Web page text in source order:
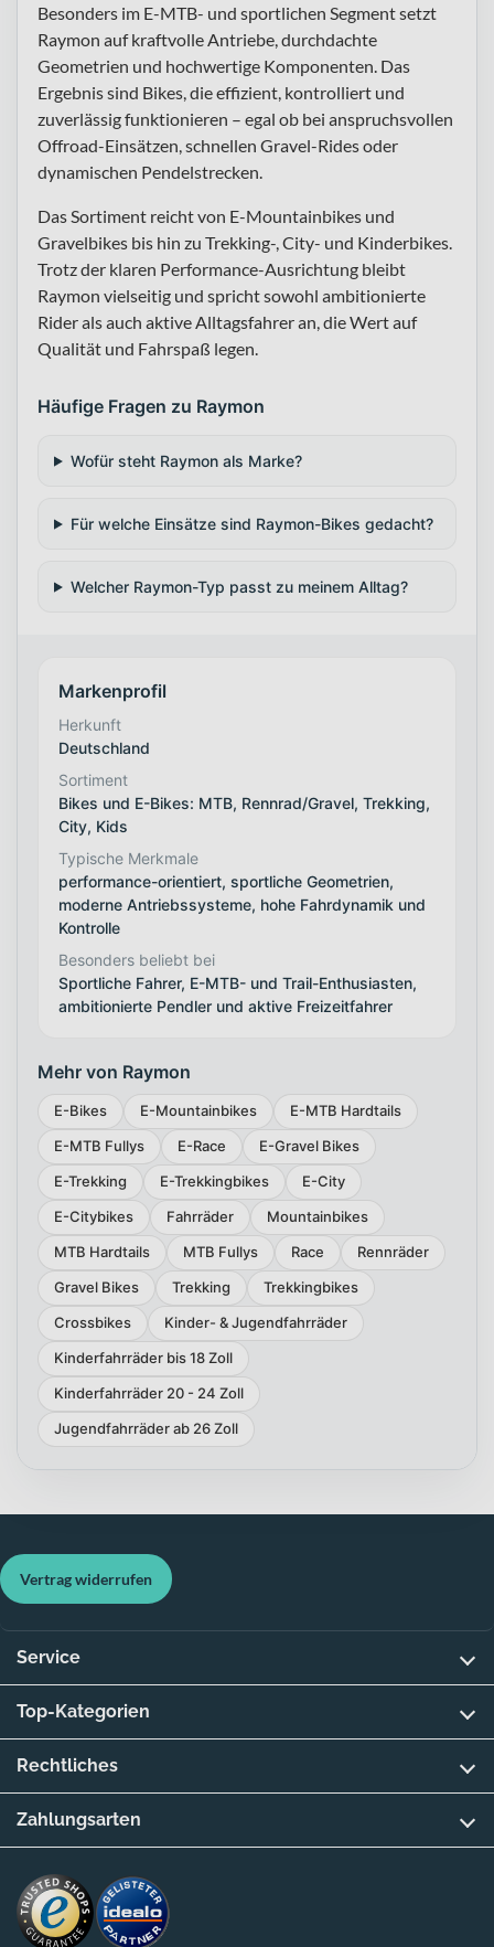
Besonders im E-MTB- und sportlichen Segment setzt
Raymon auf kraftvolle Antriebe, durchdachte
Geometrien und hochwertige Komponenten. Das
Ergebnis sind Bikes, die effizient, kontrolliert und
zuverlässig funktionieren – egal ob bei anspruchsvollen
Offroad-Einsätzen, schnellen Gravel-Rides oder
dynamischen Pendelstrecken.
Das Sortiment reicht von E-Mountainbikes und
Gravelbikes bis hin zu Trekking-, City- und Kinderbikes.
Trotz der klaren Performance-Ausrichtung bleibt
Raymon vielseitig und spricht sowohl ambitionierte
Rider als auch aktive Alltagsfahrer an, die Wert auf
Qualität und Fahrspaß legen.
Häufige Fragen zu Raymon
Wofür steht Raymon als Marke?
Für welche Einsätze sind Raymon-Bikes gedacht?
Welcher Raymon-Typ passt zu meinem Alltag?
Markenprofil
Herkunft
Deutschland
Sortiment
Bikes und E-Bikes: MTB, Rennrad/Gravel, Trekking,
City, Kids
Typische Merkmale
performance-orientiert, sportliche Geometrien,
moderne Antriebssysteme, hohe Fahrdynamik und
Kontrolle
Besonders beliebt bei
Sportliche Fahrer, E-MTB- und Trail-Enthusiasten,
ambitionierte Pendler und aktive Freizeitfahrer
Mehr von Raymon
E-Bikes E-Mountainbikes
E-MTB Hardtails
E-MTB Fullys
E-Race
E-Gravel Bikes
E-Trekking
E-Trekkingbikes
E-City
E-Citybikes
Fahrräder
Mountainbikes
MTB Hardtails
MTB Fullys Race
Rennräder
Gravel Bikes
Trekking
Trekkingbikes
Crossbikes
Kinder- & Jugendfahrräder
Kinderfahrräder bis 18 Zoll
Kinderfahrräder 20 - 24 Zoll
Jugendfahrräder ab 26 Zoll
Vertrag widerrufen
Service
Top-Kategorien
Rechtliches
Zahlungsarten